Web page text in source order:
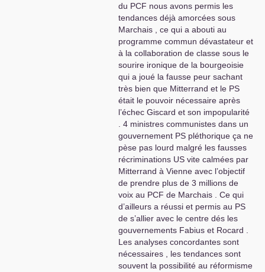
du PCF nous avons permis les
tendances déjà amorcées sous
Marchais , ce qui a abouti au
programme commun dévastateur et
à la collaboration de classe sous le
sourire ironique de la bourgeoisie
qui a joué la fausse peur sachant
très bien que Mitterrand et le PS
était le pouvoir nécessaire après
l’échec Giscard et son impopularité
. 4 ministres communistes dans un
gouvernement PS pléthorique ça ne
pèse pas lourd malgré les fausses
récriminations US vite calmées par
Mitterrand à Vienne avec l’objectif
de prendre plus de 3 millions de
voix au PCF de Marchais . Ce qui
d’ailleurs a réussi et permis au PS
de s’allier avec le centre dés les
gouvernements Fabius et Rocard .
Les analyses concordantes sont
nécessaires , les tendances sont
souvent la possibilité au réformisme